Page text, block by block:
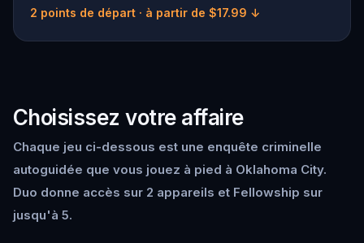
2 points de départ · à partir de $17.99 ↓
Choisissez votre affaire
Chaque jeu ci-dessous est une enquête criminelle
autoguidée que vous jouez à pied à Oklahoma City.
Duo donne accès sur 2 appareils et Fellowship sur
jusqu'à 5.